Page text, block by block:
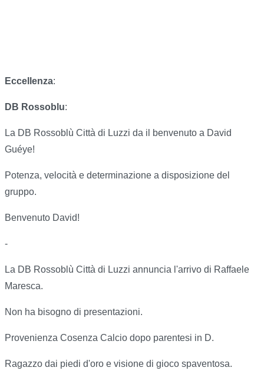
Eccellenza:
DB Rossoblu:
La DB Rossoblù Città di Luzzi da il benvenuto a David
Guéye!
Potenza, velocità e determinazione a disposizione del
gruppo.
Benvenuto David!
-
La DB Rossoblù Città di Luzzi annuncia l'arrivo di Raffaele
Maresca.
Non ha bisogno di presentazioni.
Provenienza Cosenza Calcio dopo parentesi in D.
Ragazzo dai piedi d'oro e visione di gioco spaventosa.